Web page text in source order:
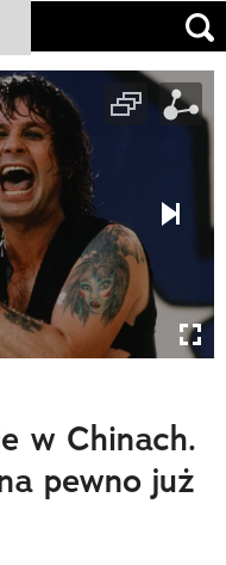
w Chinach.
pewno już